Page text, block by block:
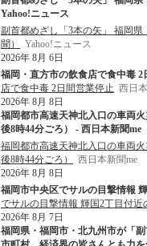
Yahoo!ニュース
副首都めざし「3本の矢」 福岡
聞）
Yahoo!ニュース
2026年 8月 6日
福岡・直方市の飲食店で食中毒 2
店で食中毒 2日間営業停止 西日
2026年 8月 8日
福岡都市高速天神北入口の車両
後8時44分ごろ） - 西日本新聞me
福岡都市高速天神北入口の車両
後8時44分ごろ）
西日本新聞me
2026年 8月 8日
福岡市中央区でサルの目撃情報
でサルの目撃情報 輝国2丁目付近
2026年 8月 7日
福岡県・福岡市・北九州市が「